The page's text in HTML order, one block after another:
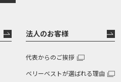
法人のお客様
代表からのご挨拶
ベリーベストが選ばれる理由